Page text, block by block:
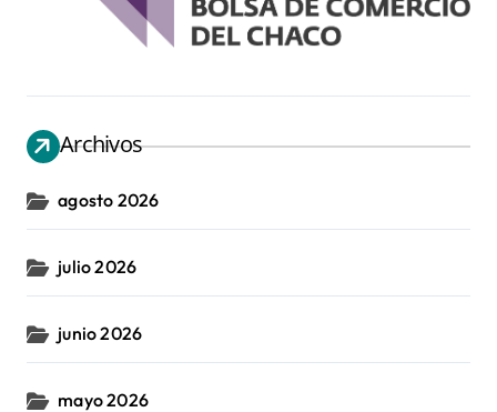
Archivos
agosto 2026
julio 2026
junio 2026
mayo 2026